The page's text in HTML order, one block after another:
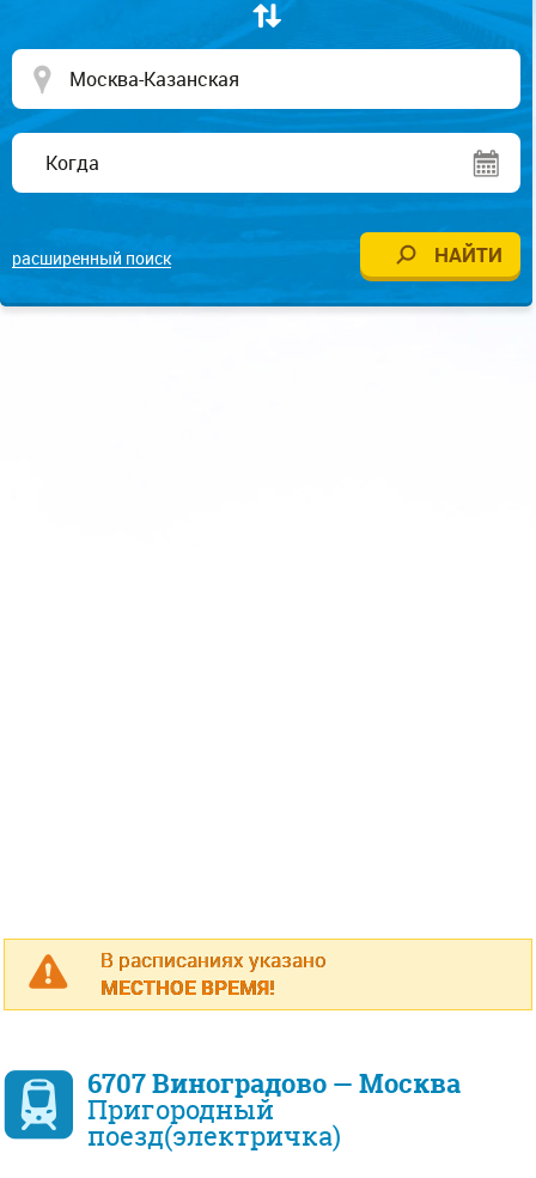
расширенный поиск
В расписаниях указано
МЕСТНОЕ ВРЕМЯ!
6707 Виноградово — Москва
Пригородный
поезд(электричка)